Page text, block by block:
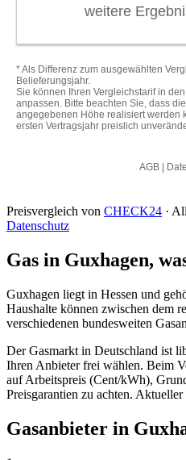
Preisvergleich von CHECK24 ·
Datenschutz
Gas in Guxhagen,
Guxhagen liegt in Hessen und
Haushalte können zwischen dem
verschiedenen bundesweiten
Der Gasmarkt in Deutschland ist
Ihren Anbieter frei wählen. Beim
auf Arbeitspreis (Cent/kWh),
Preisgarantien zu achten.
Gasanbieter in